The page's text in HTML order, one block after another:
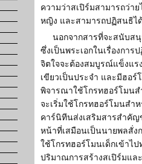
ความว่าสเปิร์มสามารถว่า
หญิง และสามารถปฏิสนธิไ
นอกจากสารที่จะสนับส
ซึ่งเป็นพระเอกในเรื่องกา
จิตใจจะต้องสมบูรณ์แข็งแร
เขียวเป็นประจำ และมีฮอ
พิจารณาใช้โกรทฮอร์โมน
จะเริ่มใช้โกรทฮอร์โมนสำ
คาร์นิทีนส่งเสริมสารสำคั
หน้าที่เสมือนเป็นนายพลสั่ง
ใช้โกรทฮอร์โมนเด็กเข้าไ
ปริมาณการสร้างสเปิร์มแล